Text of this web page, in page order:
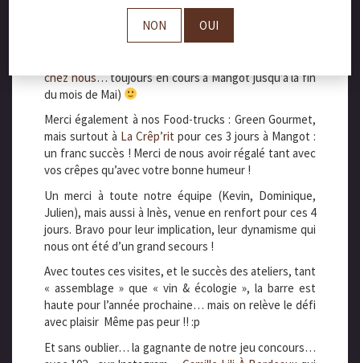
Bravo et merci àRémy Bousquetd’avoir partagé son
univers à travers son exposition et ses dessins mais
aussi à Bouchra pour son aide !
chez nous… toujours en cours à Mangot jusqu’à la fin
du mois de Mai)
Merci également à nos Food-trucks : Green Gourmet,
mais surtout à La Crêp’rit pour ces 3 jours à Mangot :
un franc succès ! Merci de nous avoir régalé tant avec
vos crêpes qu’avec votre bonne humeur !
Un merci à toute notre équipe (Kevin, Dominique,
Julien), mais aussi à Inès, venue en renfort pour ces 4
jours. Bravo pour leur implication, leur dynamisme qui
nous ont été d’un grand secours !
Avec toutes ces visites, et le succès des ateliers, tant
« assemblage » que « vin & écologie », la barre est
haute pour l’année prochaine… mais on relève le défi
avec plaisir Même pas peur !! :p
Et sans oublier… la gagnante de notre jeu concours…
NON OUI